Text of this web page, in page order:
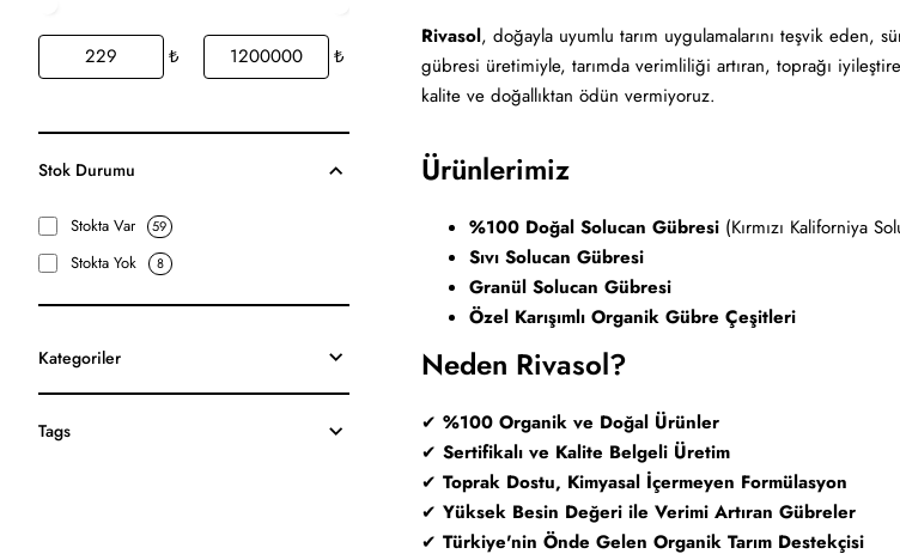
₺ ₺
Stok Durumu
Stokta Var 59
Stokta Yok 8
Kategoriler
Tags
Rivasol, doğayla uyumlu tarım uygulamalarını teşvik
gübresi üretimiyle, tarımda verimliliği artıran, toprağı
kalite ve doğallıktan ödün vermiyoruz.
Ürünlerimiz
%100 Doğal Solucan Gübresi (Kırmızı Kaliforniya
Sıvı Solucan Gübresi
Granül Solucan Gübresi
Özel Karışımlı Organik Gübre Çeşitleri
Neden Rivasol?
✔ %100 Organik ve Doğal Ürünler
✔ Sertifikalı ve Kalite Belgeli Üretim
✔ Toprak Dostu, Kimyasal İçermeyen Formülasyon
✔ Yüksek Besin Değeri ile Verimi Artıran Gübreler
✔ Türkiye'nin Önde Gelen Organik Tarım Destekçisi